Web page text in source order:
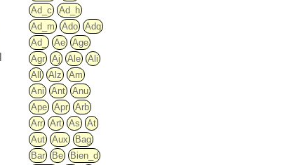
Ad_c
Ad_h
Ad_m
Ado
Adq
Ad_
Ae
Age
Agr
Aj Ale
Ali
All
Alz
Am
Ani
Ant
Anu
Ape
Apr
Arb
Arr
Art As
At
Aut
Aux
Bag
Bar
Be
Bien_d